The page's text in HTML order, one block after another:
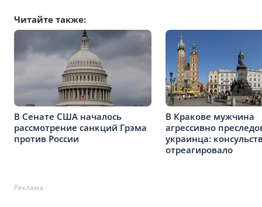
Читайте также:
В Сенате США началось
рассмотрение санкций Грэма
против России
В Кракове мужчина
агрессивно
украинца:
отреагировало
Реклама